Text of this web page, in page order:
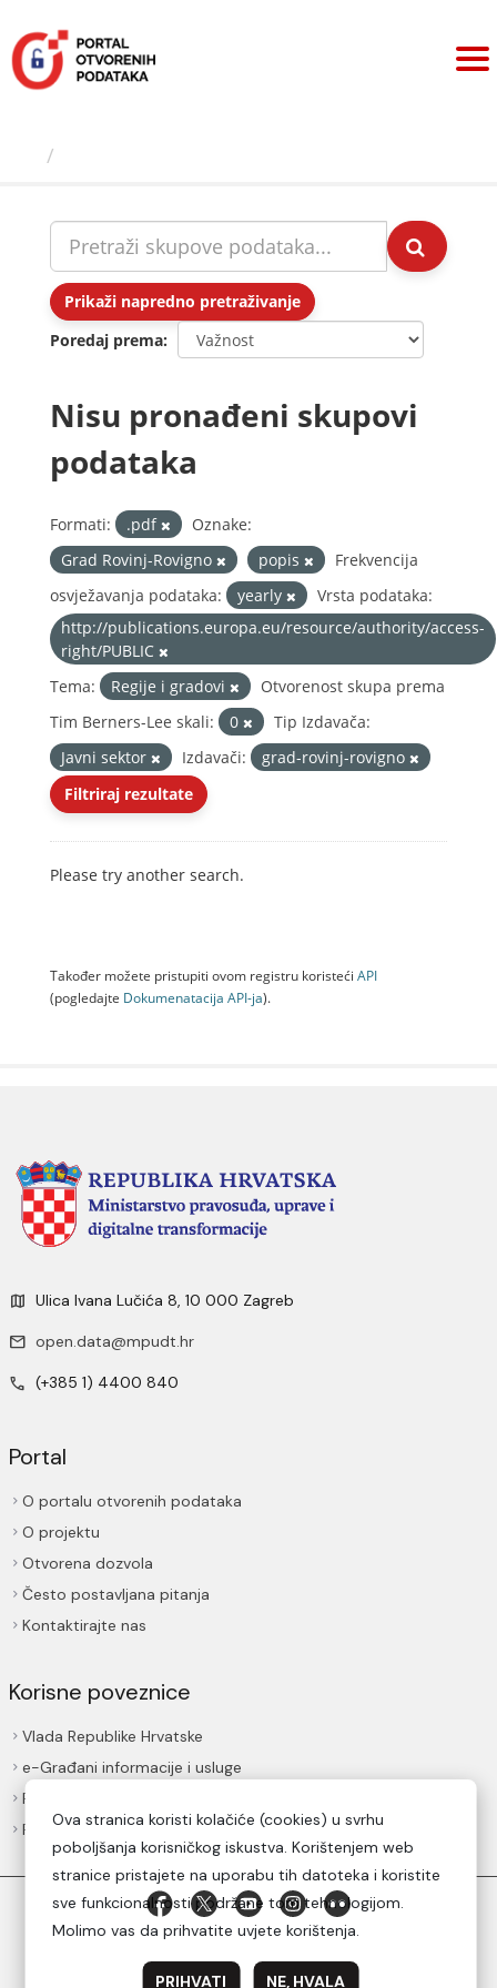
sadržaj
Prikaži napredno pretraživanje
Poredaj prema
Nisu pronađeni skupovi
podataka
Formati: .pdf
Oznake:
Grad Rovinj-Rovigno
popis
Frekvencija
osvježavanja podataka:
yearly
Vrsta podataka:
http://publications.europa.eu/resource/authority/access-
right/PUBLIC
Tema:
Regije i gradovi
Otvorenost skupa prema
Tim Berners-Lee skali:
0
Tip Izdavača:
Javni sektor
Izdavači:
grad-rovinj-rovigno
Filtriraj rezultate
Please try another search.
Također možete pristupiti ovom registru koristeći API
(pogledajte Dokumenаtаcijа API-jа).